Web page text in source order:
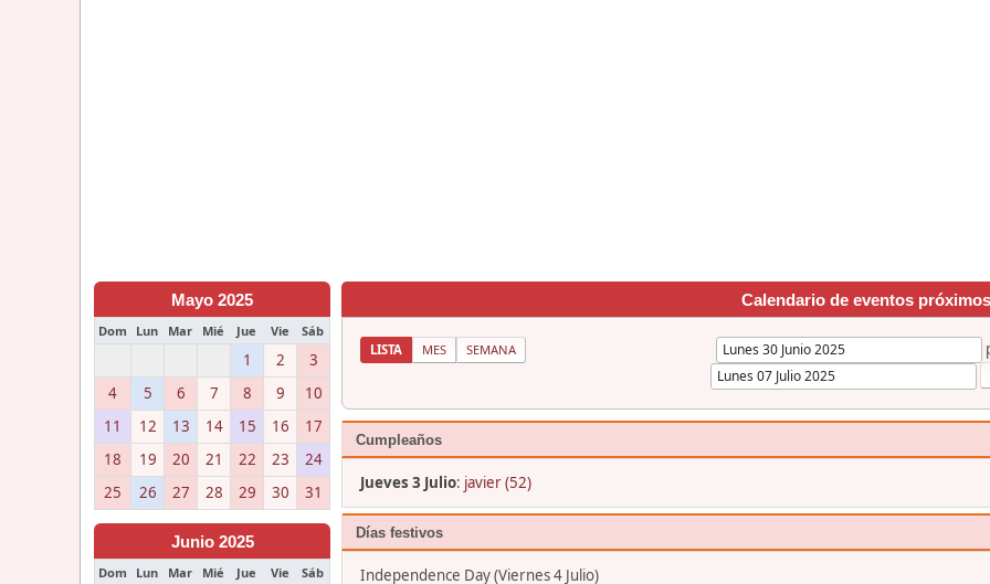
Mayo 2025
Dom Lun Mar Mié Jue Vie Sáb
1 2
3
4
5 6 7 8 9
10
11
12 13 14 15 16
17
18
19 20 21 22 23
24
25
26 27 28 29 30 31
Junio 2025
Dom Lun Mar Mié Jue Vie Sáb
Calendario de eventos próximos
LISTA MES SEMANA
Cumpleaños
Jueves 3 Julio: javier (52)
Días festivos
Independence Day (Viernes 4 Julio)